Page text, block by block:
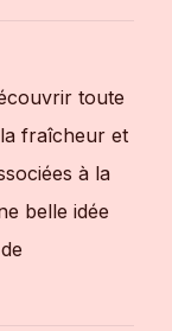
toute
fraîcheur et
à la
belle idée